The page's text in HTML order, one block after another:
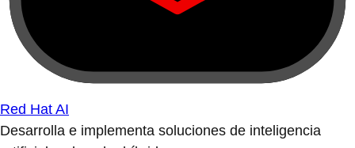
Red Hat AI
Desarrolla e implementa soluciones de inteligencia